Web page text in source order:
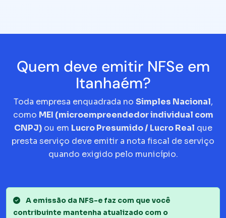
Quem deve emitir NFSe em
Itanhaém?
Toda empresa enquadrada no Simples Nacional,
como MEI (microempreendedor individual com
CNPJ)ou em Lucro Presumido / Lucro Real que
presta serviço deve emitir a nota fiscal de serviço
quando exigido pelo município.
A emissão da NFS-e faz com que você
contribuinte mantenha atualizado com o